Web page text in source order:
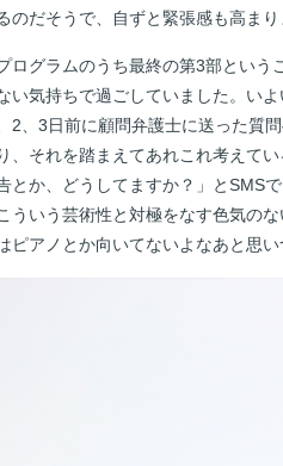
のだそうで、自ずと緊張感も高まり
グラムのうち最終の第3部という
い気持ちで過ごしていました。い
2、3日前に顧問弁護士に送った質
、それを踏まえてあれこれ考えて
とか、どうしてますか？」とSMS
ういう芸術性と対極をなす色気の
ピアノとか向いてないよなあと思